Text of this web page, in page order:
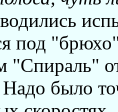
под
"Спираль"
было